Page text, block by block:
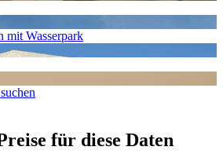
mit Wasserpark
für diese Daten